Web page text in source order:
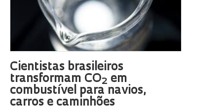
Cientistas brasileiros
transformam CO2 em
combustível para navios,
carros e caminhões